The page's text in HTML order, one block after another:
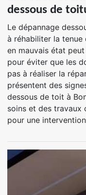
dessous de
Le dépannage
à réhabiliter la
en mauvais état peut
pour éviter que les
pas à réaliser la
présentent des
dessous de toit à
soins et des travaux
pour une